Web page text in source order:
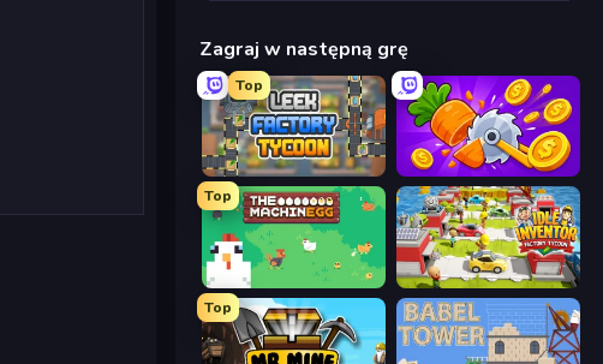
Zagraj w następną grę
Top
Leek Factory Tycoon Farm Ring Idle
Top
The MachinEGG Idle Inventor
Top